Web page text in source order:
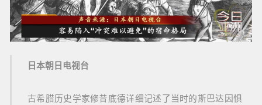
日本朝日电视台
古希腊历史学家修昔底德详细记述了当时的斯巴达因惧